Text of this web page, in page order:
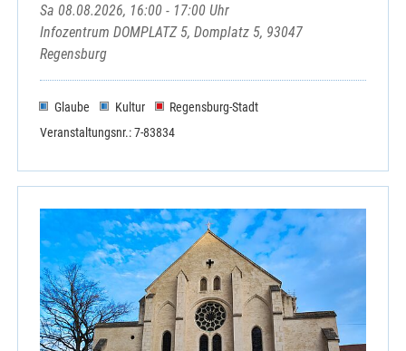
Sa 08.08.2026, 16:00 - 17:00 Uhr
Infozentrum DOMPLATZ 5, Domplatz 5, 93047
Regensburg
Glaube Kultur
Regensburg-Stadt
Veranstaltungsnr.: 7-83834